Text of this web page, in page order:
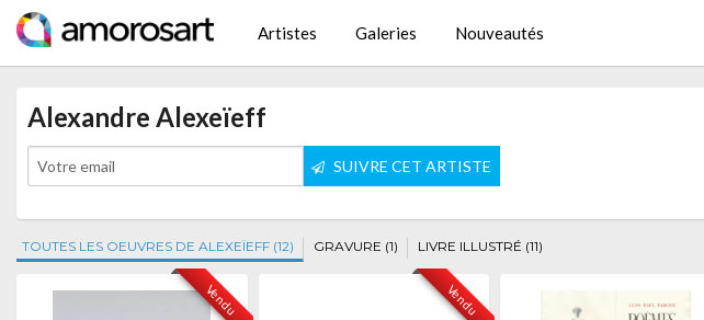
Artistes Galeries Nouveautés
Alexandre Alexeïeff
SUIVRE CET ARTISTE
TOUTES LES OEUVRES DE ALEXEÏEFF (12) GRAVURE (1) LIVRE ILLUSTRÉ (11)
Vendu Vendu